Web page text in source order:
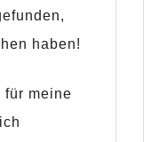
haben!
für meine